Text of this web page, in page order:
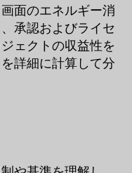
面のエネルギー消
承認およびライセ
ェクトの収益性を
詳細に計算して分